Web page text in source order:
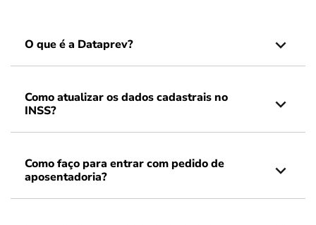
O que é a Dataprev?
Como atualizar os dados cadastrais no
INSS?
Como faço para entrar com pedido de
aposentadoria?